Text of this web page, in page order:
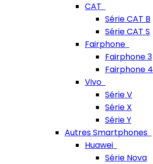
CAT
Série CAT B
Série CAT S
Fairphone
Fairphone 3
Fairphone 4
Vivo
Série V
Série X
Série Y
Autres Smartphones
Huawei
Série Nova